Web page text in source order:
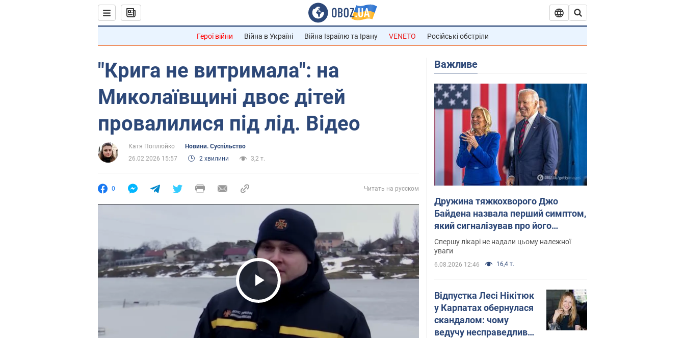
Герої війни Війна в Україні Війна Ізраїлю та Ірану VENETO Російські обстріли
"Крига не витримала": на
Миколаївщині двоє дітей
провалилися під лід. Відео
Катя Поплюйко
Новини. Суспільство
26.02.2026 15:57
2 хвилини 3,2 т.
0 Читать на русском
Play Video
Важливе
Дружина тяжкохворого Джо
Байдена назвала перший симптом,
який сигналізував про його
"агресивний" рак
Спершу лікарі не надали цьому належної
уваги
6.08.2026 12:46 16,4 т.
Відпустка Лесі Нікітюк
у Карпатах обернулася
скандалом: чому
ведучу несправедливо